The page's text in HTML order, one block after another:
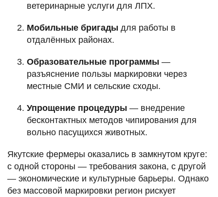
ветеринарные услуги для ЛПХ.
Мобильные бригады для работы в
отдалённых районах.
Образовательные программы —
разъяснение пользы маркировки через
местные СМИ и сельские сходы.
Упрощение процедуры — внедрение
бесконтактных методов чипирования для
вольно пасущихся животных.
Якутские фермеры оказались в замкнутом круге:
с одной стороны — требования закона, с другой
— экономические и культурные барьеры. Однако
без массовой маркировки регион рискует